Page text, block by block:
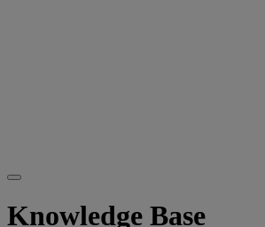
Knowledge Base